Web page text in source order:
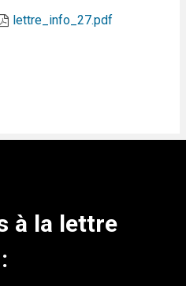
lettre_info_27.pdf
à la lettre